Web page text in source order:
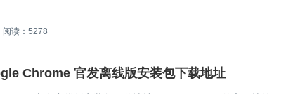
阅读：5278
Chrome 官发离线版安装包下载地址